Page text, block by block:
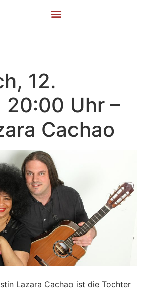
12.
Uhr –
Cachao
Lazara Cachao ist die Tochter